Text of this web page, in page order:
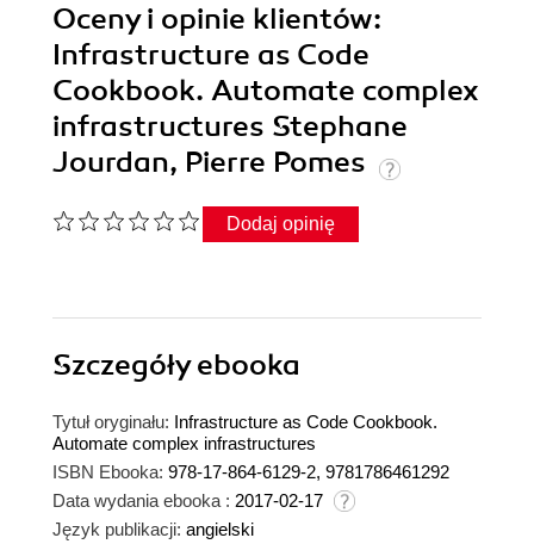
Oceny i opinie klientów:
Infrastructure as Code
Cookbook. Automate complex
infrastructures Stephane
Jourdan, Pierre Pomes
Dodaj opinię
Szczegółyebooka
Tytuł oryginału: Infrastructure as Code Cookbook.
Automate complex infrastructures
ISBN Ebooka: 978-17-864-6129-2, 9781786461292
Data wydania ebooka : 2017-02-17
Język publikacji: angielski